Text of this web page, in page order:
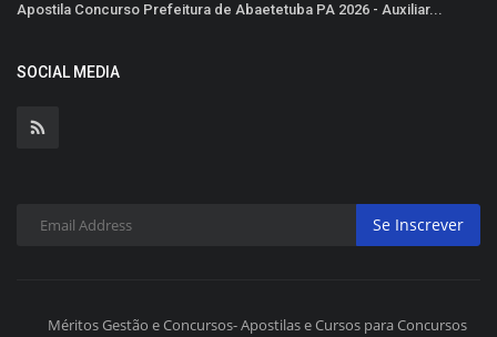
Apostila Concurso Prefeitura de Abaetetuba PA 2026 - Auxiliar...
SOCIAL MEDIA
Se Inscrever
Méritos Gestão e Concursos- Apostilas e Cursos para Concursos